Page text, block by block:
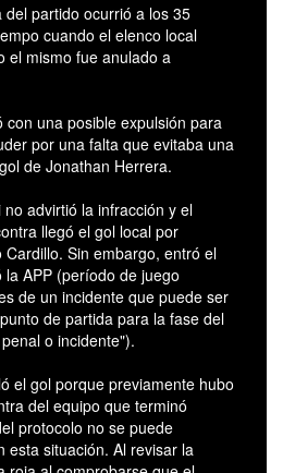
del partido ocurrió a los 35
cuando el elenco local
el mismo fue anulado a
con una posible expulsión para
por una falta que evitaba una
de Jonathan Herrera.
advirtió la infracción y el
llegó el gol local por
Sin embargo, entró el
la APP (período de juego
de un incidente que puede ser
de partida para la fase del
o incidente").
el gol porque previamente hubo
del equipo que terminó
protocolo no se puede
esta situación. Al revisar la